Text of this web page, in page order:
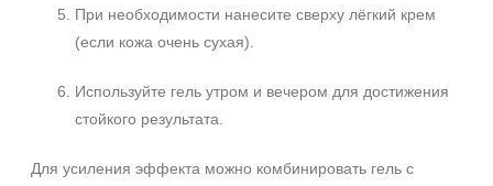
При необходимости нанесите сверху лёгкий крем
(если кожа очень сухая).
Используйте гель утром и вечером для достижения
стойкого результата.
Для усиления эффекта можно комбинировать гель с